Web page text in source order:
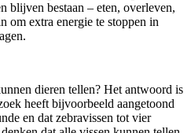
blijven bestaan – eten, overleven,
om extra energie te stoppen in
dieren tellen? Het antwoord is
heeft bijvoorbeeld aangetoond
en dat zebravissen tot vier